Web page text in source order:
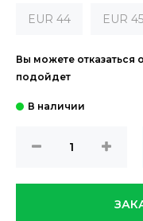
EUR 44 EUR 45
Вы можете отказаться
подойдет